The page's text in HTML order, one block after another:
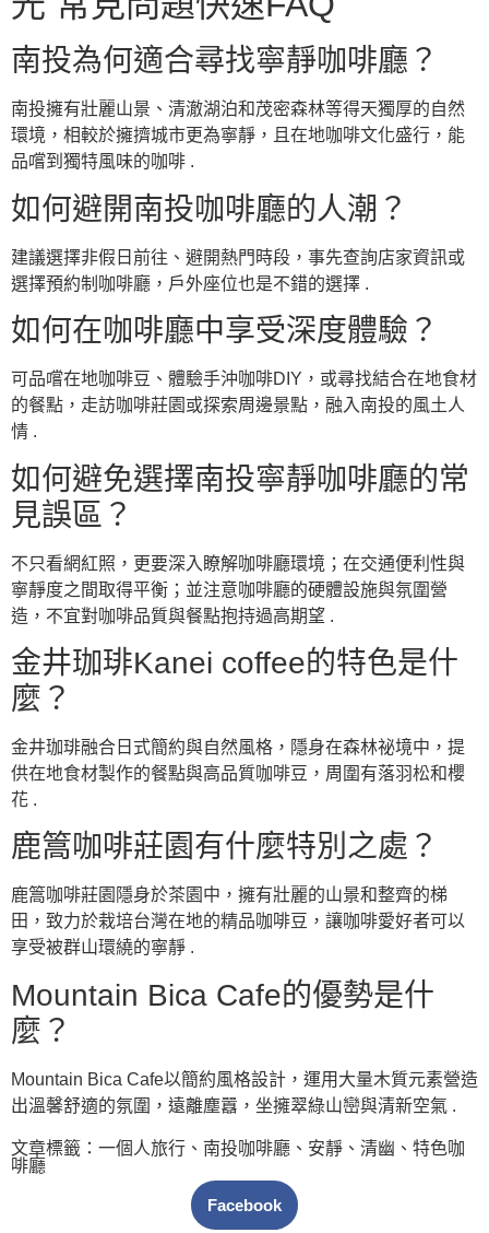
南投為何適合尋找寧靜咖啡廳？
南投擁有壯麗山景、清澈湖泊和茂密森林等得天獨厚的自然
環境，相較於擁擠城市更為寧靜，且在地咖啡文化盛行，能
品嚐到獨特風味的咖啡 .
如何避開南投咖啡廳的人潮？
建議選擇非假日前往、避開熱門時段，事先查詢店家資訊或
選擇預約制咖啡廳，戶外座位也是不錯的選擇 .
如何在咖啡廳中享受深度體驗？
可品嚐在地咖啡豆、體驗手沖咖啡DIY，或尋找結合在地食材
的餐點，走訪咖啡莊園或探索周邊景點，融入南投的風土人
情 .
如何避免選擇南投寧靜咖啡廳的常
見誤區？
不只看網紅照，更要深入瞭解咖啡廳環境；在交通便利性與
寧靜度之間取得平衡；並注意咖啡廳的硬體設施與氛圍營
造，不宜對咖啡品質與餐點抱持過高期望 .
金井珈琲Kanei coffee的特色是什
麼？
金井珈琲融合日式簡約與自然風格，隱身在森林祕境中，提
供在地食材製作的餐點與高品質咖啡豆，周圍有落羽松和櫻
花 .
鹿篙咖啡莊園有什麼特別之處？
鹿篙咖啡莊園隱身於茶園中，擁有壯麗的山景和整齊的梯
田，致力於栽培台灣在地的精品咖啡豆，讓咖啡愛好者可以
享受被群山環繞的寧靜 .
Mountain Bica Cafe的優勢是什
麼？
Mountain Bica Cafe以簡約風格設計，運用大量木質元素營造
出溫馨舒適的氛圍，遠離塵囂，坐擁翠綠山巒與清新空氣 .
文章標籤： 一個人旅行 、 南投咖啡廳 、 安靜 、 清幽 、 特色咖
啡廳
Facebook